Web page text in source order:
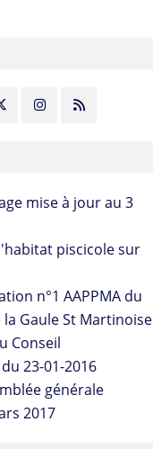
mise à jour au 3
piscicole sur
n°1 AAPPMA du
Gaule St Martinoise
Conseil
23-01-2016
générale
2017